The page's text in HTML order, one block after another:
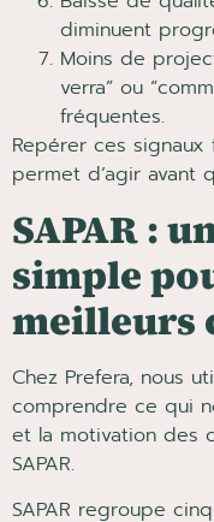
diminuent
Moins de
verra” ou
fréquentes.
Repérer ces
permet d’agir avant
SAPAR :
simple
meilleurs
Chez Prefera, nous
comprendre ce qui
et la motivation des
SAPAR.
SAPAR regroupe